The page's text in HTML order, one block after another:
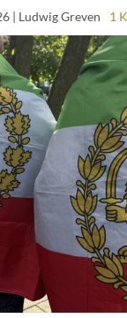
| Ludwig Greven 1